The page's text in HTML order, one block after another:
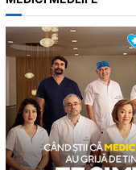
r
c
h